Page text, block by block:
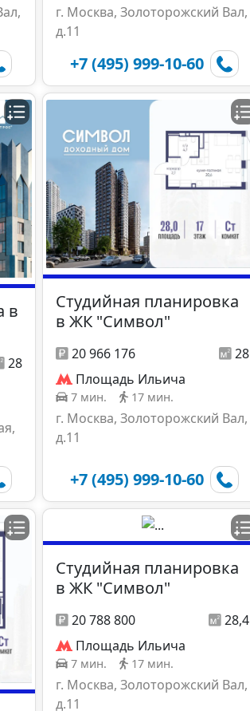
г. Москва, Золоторожский Вал,
д.11
+7 (495) 999-10-60
в
28
Студийная планировка
в ЖК "Символ"
20 966 176
28
Площадь Ильича
7 мин. 17 мин.
г. Москва, Золоторожский Вал,
д.11
+7 (495) 999-10-60
Студийная планировка
в ЖК "Символ"
20 788 800
28,4
Площадь Ильича
7 мин. 17 мин.
г. Москва, Золоторожский Вал,
д.11